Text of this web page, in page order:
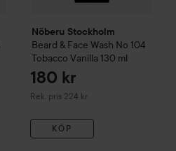
Nõberu Stockholm
Beard & Face Wash No 104
Tobacco Vanilla 130 ml
180 kr
Rek. pris 224 kr
Rekommenderat pris 224 kr
KÖP